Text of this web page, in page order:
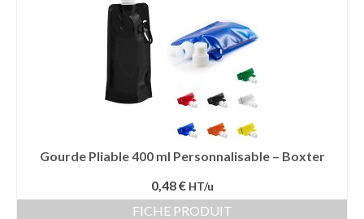
Gourde Pliable 400 ml Personnalisable – Boxter
0,48 € HT/u
FICHE PRODUIT